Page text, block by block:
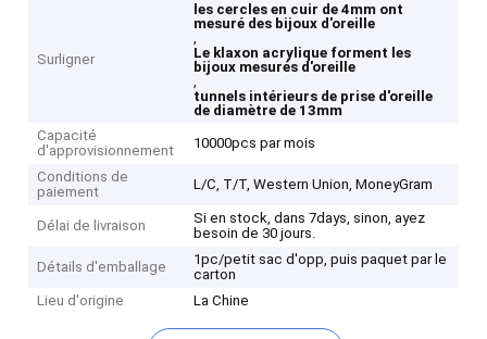
Surligner
les cercles en cuir de 4mm ont
mesuré des bijoux d'oreille
,
Le klaxon acrylique forment les
bijoux mesurés d'oreille
,
tunnels intérieurs de prise d'oreille
de diamètre de 13mm
Capacité
d'approvisionnement
10000pcs par mois
Conditions de
paiement
L/C, T/T, Western Union, MoneyGram
Délai de livraison
Si en stock, dans 7days, sinon, ayez
besoin de 30 jours.
Détails d'emballage
1pc/petit sac d'opp, puis paquet par le
carton
Lieu d'origine
La Chine